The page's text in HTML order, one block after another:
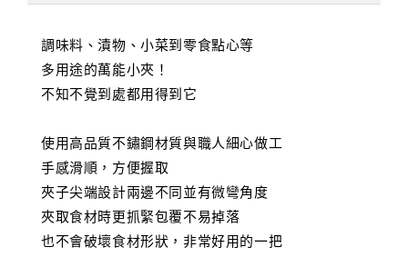
調味料、漬物、小菜到零食點心等
多用途的萬能小夾！
不知不覺到處都用得到它
使用高品質不鏽鋼材質與職人細心做工
手感滑順，方便握取
夾子尖端設計兩邊不同並有微彎角度
夾取食材時更抓緊包覆不易掉落
也不會破壞食材形狀，非常好用的一把